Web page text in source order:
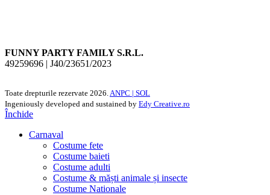
FUNNY PARTY FAMILY S.R.L.
49259696 | J40/23651/2023
Toate drepturile rezervate 2026.ANPC | SOL
Ingeniously developed and sustained by Edy Creative.ro
Închide
Carnaval
Costume fete
Costume baieti
Costume adulti
Costume & măști animale și insecte
Costume Nationale